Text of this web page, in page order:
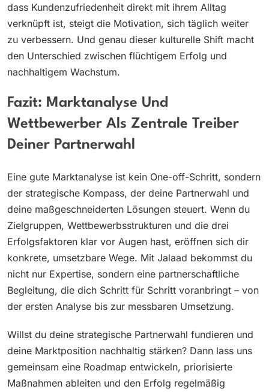
dass Kundenzufriedenheit direkt mit ihrem Alltag
verknüpft ist, steigt die Motivation, sich täglich weiter
zu verbessern. Und genau dieser kulturelle Shift macht
den Unterschied zwischen flüchtigem Erfolg und
nachhaltigem Wachstum.
Fazit: Marktanalyse Und
Wettbewerber Als Zentrale Treiber
Deiner Partnerwahl
Eine gute Marktanalyse ist kein One-off-Schritt, sondern
der strategische Kompass, der deine Partnerwahl und
deine maßgeschneiderten Lösungen steuert. Wenn du
Zielgruppen, Wettbewerbsstrukturen und die drei
Erfolgsfaktoren klar vor Augen hast, eröffnen sich dir
konkrete, umsetzbare Wege. Mit Jalaad bekommst du
nicht nur Expertise, sondern eine partnerschaftliche
Begleitung, die dich Schritt für Schritt voranbringt – von
der ersten Analyse bis zur messbaren Umsetzung.
Willst du deine strategische Partnerwahl fundieren und
deine Marktposition nachhaltig stärken? Dann lass uns
gemeinsam eine Roadmap entwickeln, priorisierte
Maßnahmen ableiten und den Erfolg regelmäßig